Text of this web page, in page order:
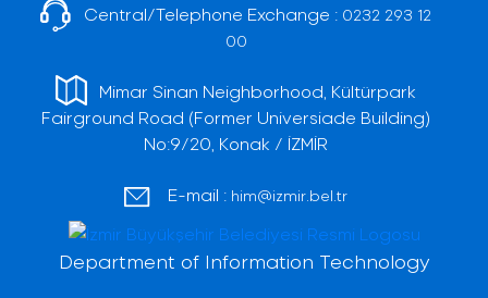
Central/Telephone Exchange : 0232 293 12
00
Mimar Sinan Neighborhood, Kültürpark
Fairground Road (Former Universiade Building)
No:9/20, Konak / İZMİR
E-mail : him@izmir.bel.tr
Department of Information Technology